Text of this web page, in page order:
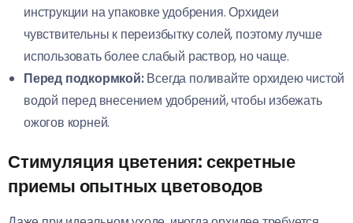
инструкции на упаковке удобрения. Орхидеи
чувствительны к переизбытку солей, поэтому лучше
использовать более слабый раствор, но чаще.
Перед подкормкой:Всегда поливайте орхидею чистой
водой перед внесением удобрений, чтобы избежать
ожогов корней.
Стимуляция цветения: секретные
приемы опытных цветоводов